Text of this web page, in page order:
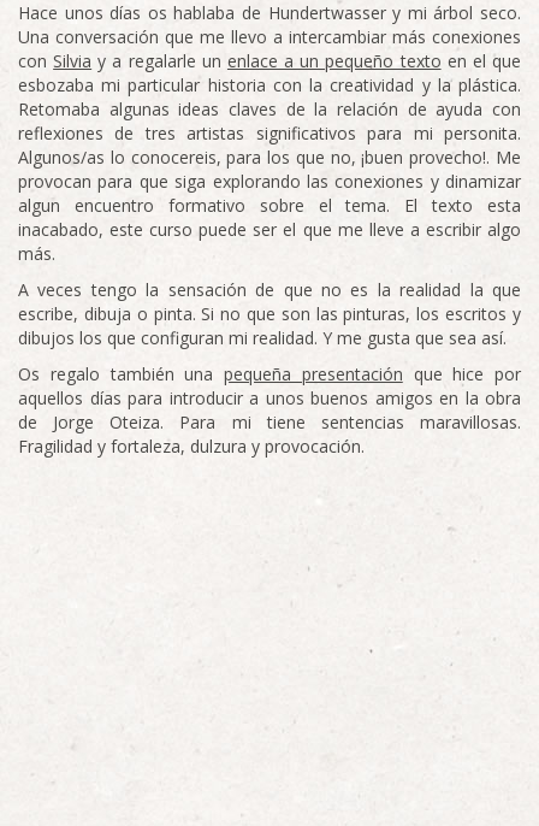
Hace unos días os hablaba de Hundertwasser y mi árbol seco.
Una conversación que me llevo a intercambiar más conexiones
conSilvia y a regalarle un enlace a un pequeño texto en el que
esbozaba mi particular historia con la creatividad y la plástica.
Retomaba algunas ideas claves de la relación de ayuda con
reflexiones de tres artistas significativos para mi personita.
Algunos/as lo conocereis, para los que no, ¡buen provecho!. Me
provocan para que siga explorando las conexiones y dinamizar
algun encuentro formativo sobre el tema. El texto esta
inacabado, este curso puede ser el que me lleve a escribir algo
más.
A veces tengo la sensación de que no es la realidad la que
escribe, dibuja o pinta. Si no que son las pinturas, los escritos y
dibujos los que configuran mi realidad. Y me gusta que sea así.
Os regalo también una pequeña presentación que hice por
aquellos días para introducir a unos buenos amigos en la obra
de Jorge Oteiza. Para mi tiene sentencias maravillosas.
Fragilidad y fortaleza, dulzura y provocación.